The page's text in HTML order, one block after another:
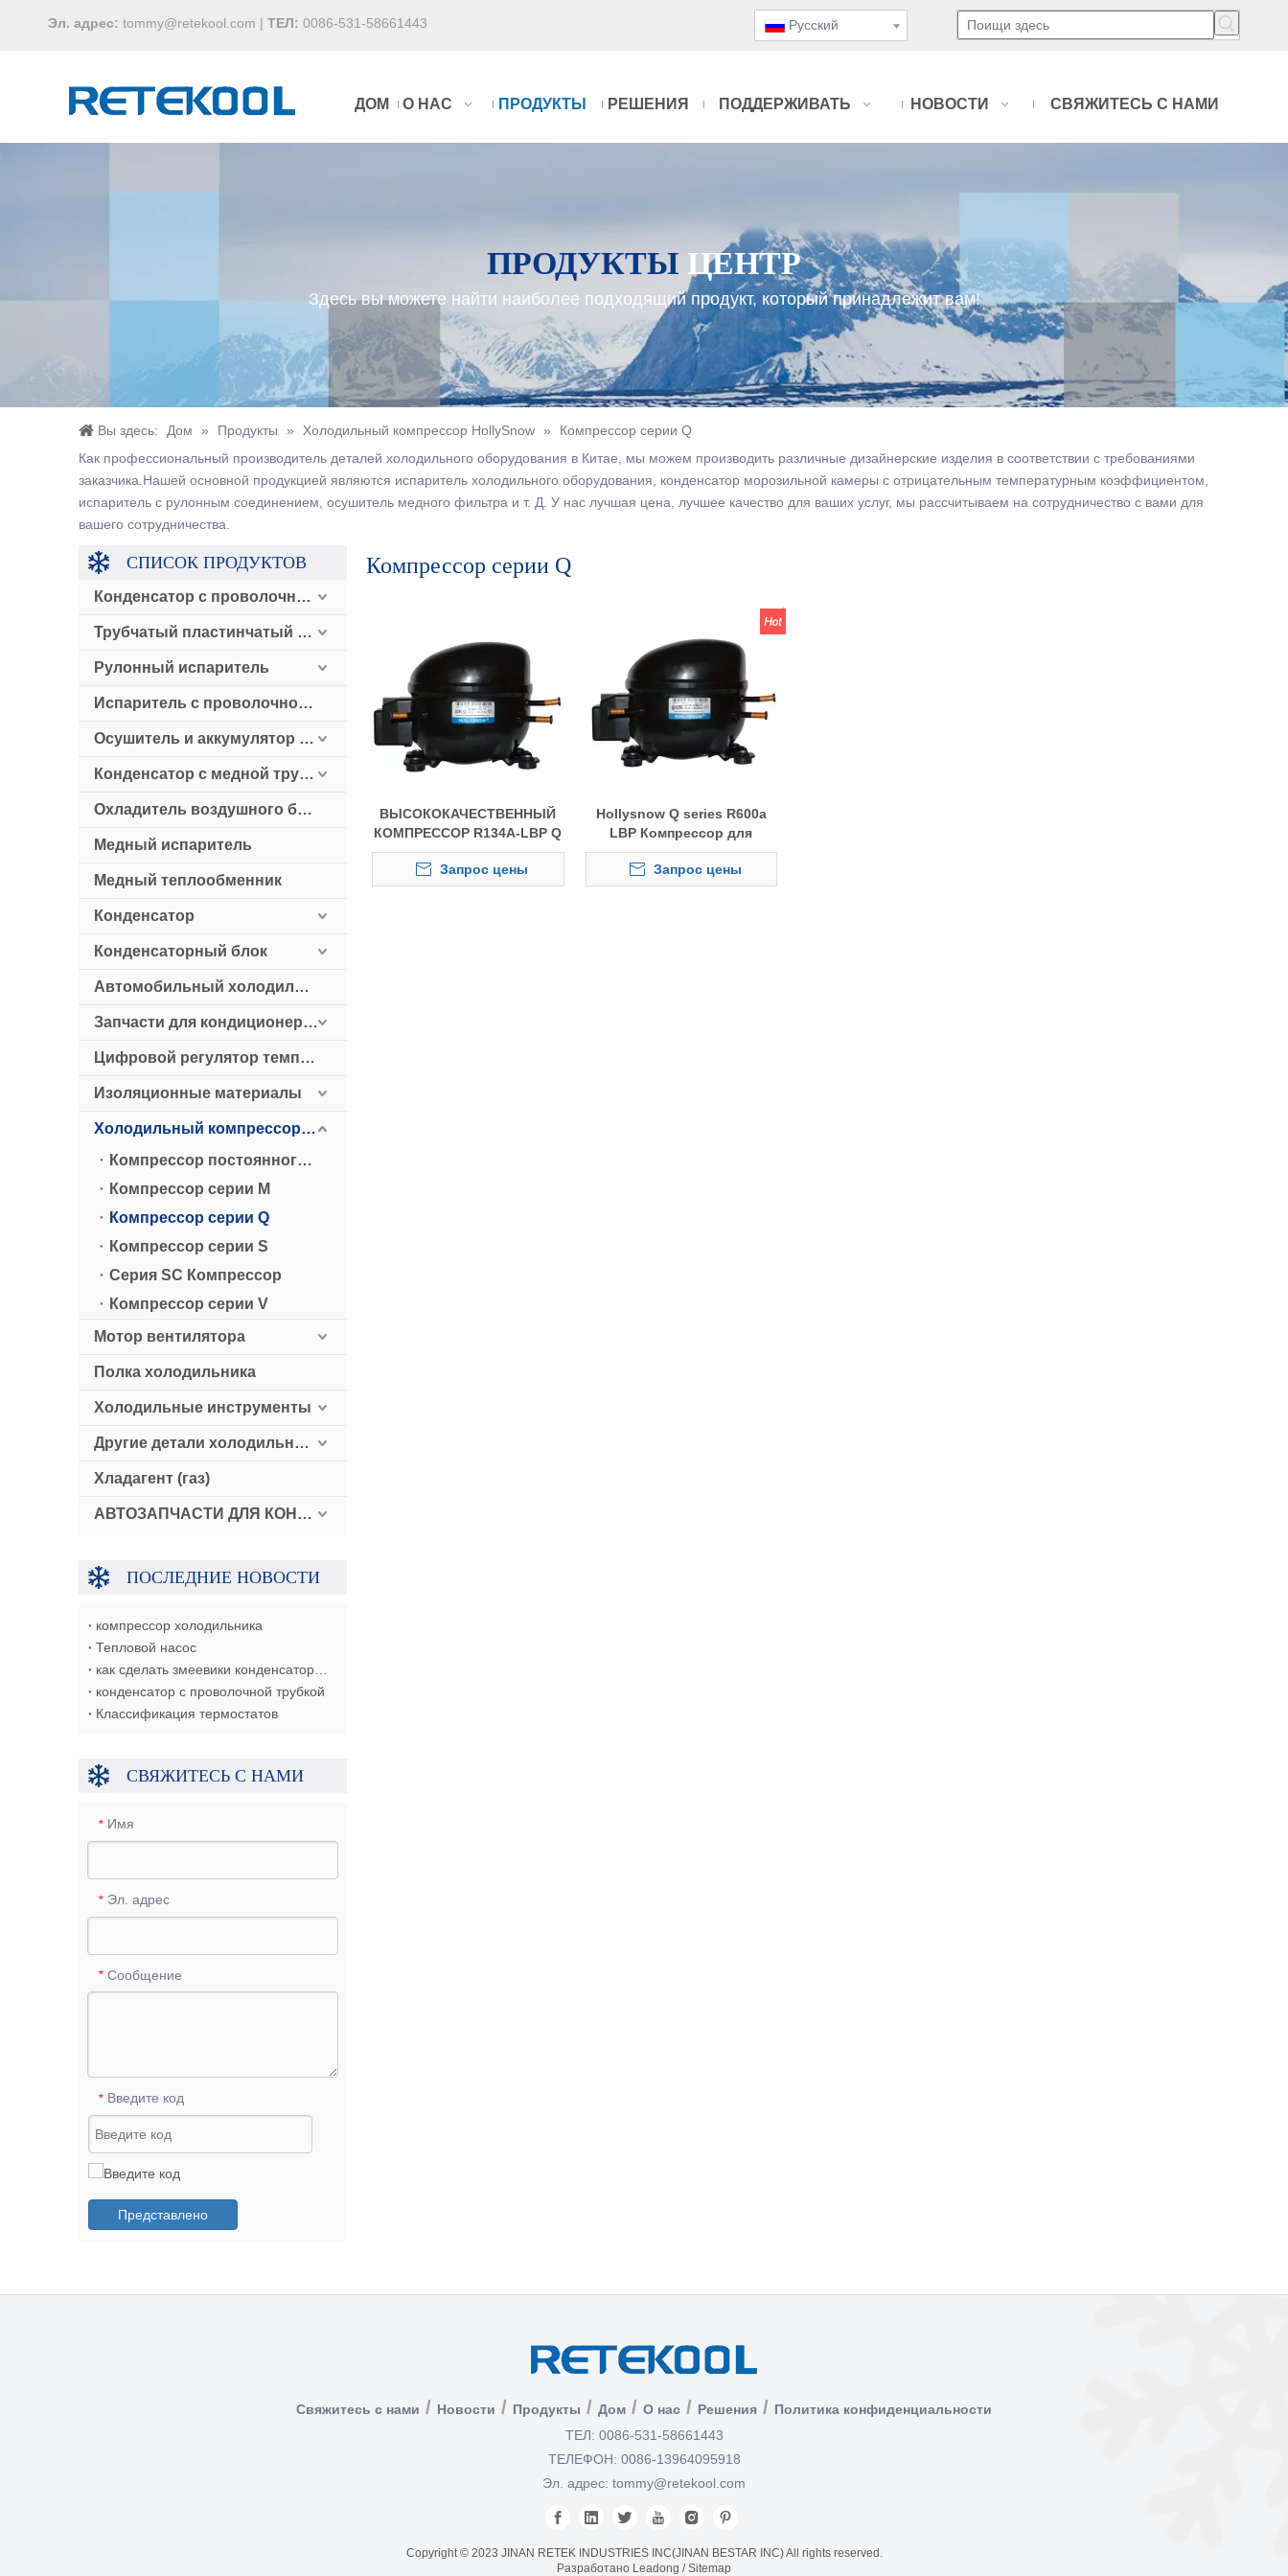
Эл. адрес: tommy@retekool.com | ТЕЛ: 0086-531-58661443 Pусский
ДОМ О НАС ПРОДУКТЫ РЕШЕНИЯ ПОДДЕРЖИВАТЬ НОВОСТИ СВЯЖИТЕСЬ С НАМИ
ПРОДУКТЫ ЦЕНТР
Здесь вы можете найти наиболее подходящий продукт, который принадлежит вам!
Вы здесь: Дом » Продукты » Холодильный компрессор HollySnow »
Компрессор серии Q
Как профессиональный производитель деталей холодильного оборудования в Китае, мы можем производить различные дизайнерские изделия в соответствии с требованиями
заказчика.Нашей основной продукцией являются испаритель холодильного оборудования, конденсатор морозильной камеры с отрицательным температурным коэффициентом,
испаритель с рулонным соединением, осушитель медного фильтра и т. Д. У нас лучшая цена, лучшее качество для ваших услуг, мы рассчитываем на сотрудничество с вами для
вашего сотрудничества.
СПИСОК ПРОДУКТОВ
Конденсатор с проволочной трубкой
Трубчатый пластинчатый конденсатор
Рулонный испаритель
Испаритель с проволочной трубкой
Осушитель и аккумулятор и обратный клапан
Конденсатор с медной трубкой с воздушным охлаждением
Охладитель воздушного блока
Медный испаритель
Медный теплообменник
Конденсатор
Конденсаторный блок
Автомобильный холодильник
Запчасти для кондиционеров
Цифровой регулятор температуры
Изоляционные материалы
Холодильный компрессор HollySnow
Компрессор постоянного тока
Компрессор серии М
Компрессор серии Q
Компрессор серии S
Серия SC Компрессор
Компрессор серии V
Мотор вентилятора
Полка холодильника
Холодильные инструменты
Другие детали холодильного оборудования
Хладагент (газ)
АВТОЗАПЧАСТИ ДЛЯ КОНДИЦИОНЕРОВ
ПОСЛЕДНИЕ НОВОСТИ
компрессор холодильника
Тепловой насос
конденсатор с проволочной трубкой
Классификация термостатов
СВЯЖИТЕСЬ С НАМИ
* Имя
* Эл. адрес
* Сообщение
* Введите код
Представлено
Компрессор серии Q
ВЫСОКОКАЧЕСТВЕННЫЙ
КОМПРЕССОР R134A-LBP Q
СЕРИИ ДЛЯ
ХОЛОДИЛЬНИКОВ
Запрос цены
Hollysnow Q series R600a
LBP Компрессор для
небольших холодильников
Запрос цены
Свяжитесь с нами / Новости / Продукты / Дом / О нас / Решения / Политика конфиденциальности
ТЕЛ: 0086-531-58661443
ТЕЛЕФОН: 0086-13964095918
Эл. адрес: tommy@retekool.com
Copyright © 2023 JINAN RETEK INDUSTRIES INC(JINAN BESTAR INC) All rights reserved.
Разработано Leadong /Sitemap